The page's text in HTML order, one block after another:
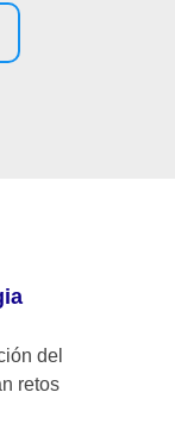
del
retos